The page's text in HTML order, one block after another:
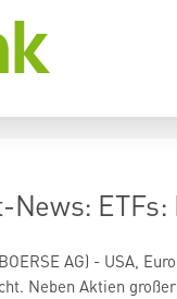
AG) - USA,
Neben Aktien